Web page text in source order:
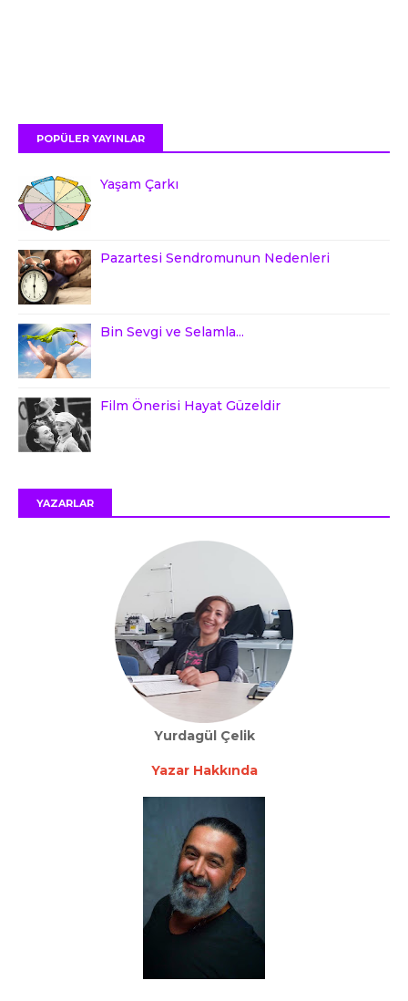
POPÜLER YAYINLAR
Yaşam Çarkı
Pazartesi Sendromunun Nedenleri
Bin Sevgi ve Selamla...
Film Önerisi Hayat Güzeldir
YAZARLAR
Yurdagül Çelik
Yazar Hakkında